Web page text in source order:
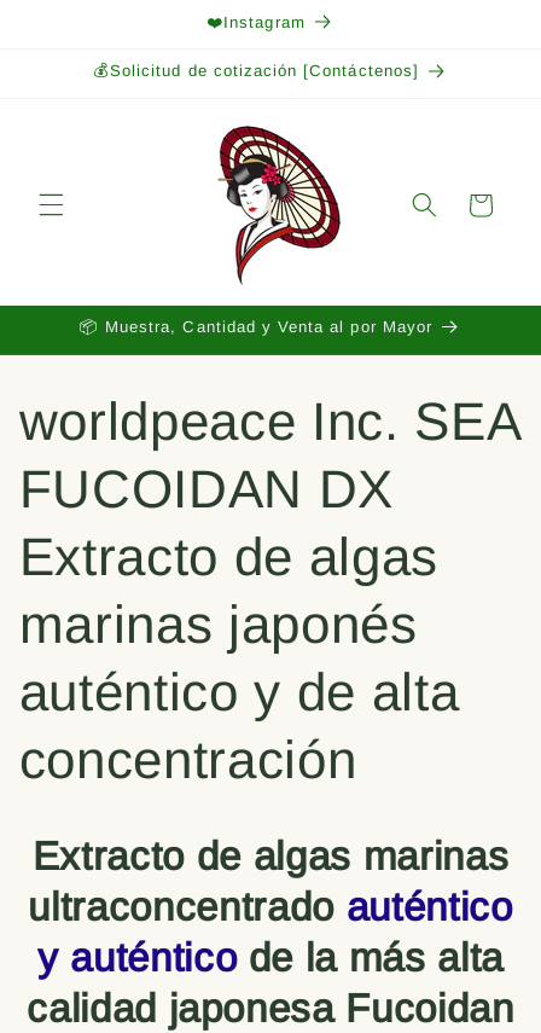
❤️Instagram
💰Solicitud de cotización [Contáctenos]
Carrito
📦 Muestra, Cantidad y Venta al por Mayor
worldpeace Inc. SEA
FUCOIDAN DX
Extracto de algas
marinas japonés
auténtico y de alta
concentración
Extracto de algas marinas
ultraconcentrado auténtico
y auténticode la más alta
calidad japonesa Fucoidan